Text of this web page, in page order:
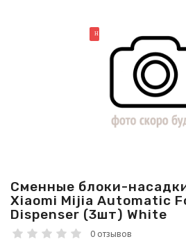
НОВИНКА
Сменные блоки-
Xiaomi Mijia Automatic
Dispenser (3шт) White
0 отзывов